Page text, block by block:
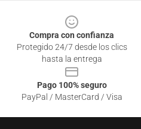
Compra con confianza
Protegido 24/7 desde los clics
hasta la entrega
Pago 100% seguro
PayPal / MasterCard / Visa